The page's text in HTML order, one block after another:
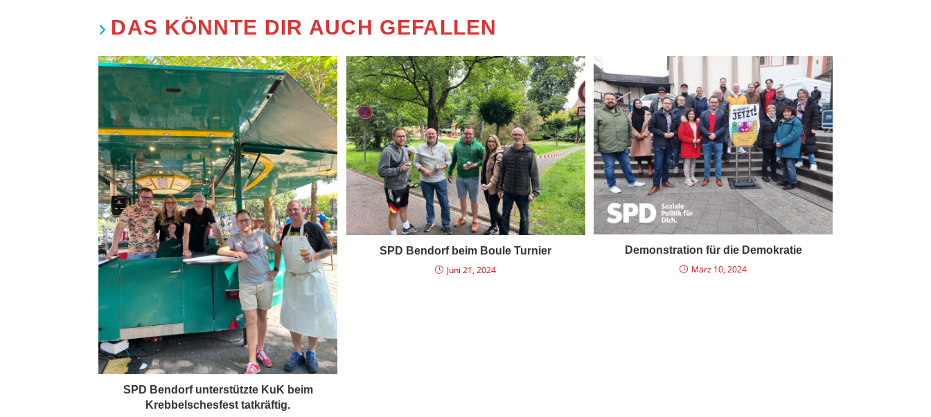
DAS KÖNNTE DIR AUCH GEFALLEN
SPD Bendorf unterstützte KuK beim
Krebbelschesfest tatkräftig.
SPD Bendorf beim Boule Turnier
Juni 21, 2024
Demonstration für die Demokratie
März 10, 2024